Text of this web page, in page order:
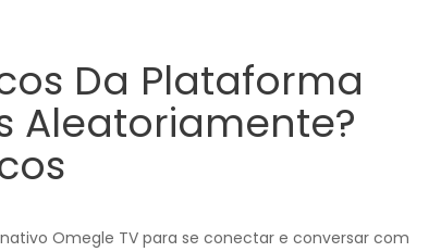
Da Plataforma
Aleatoriamente?
Omegle TV para se conectar e conversar com